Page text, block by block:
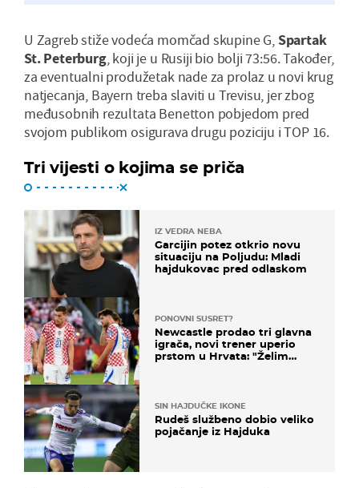
U Zagreb stiže vodeća momčad skupine G,Spartak
St. Peterburg, koji je u Rusiji bio bolji 73:56. Također,
za eventualni produžetak nade za prolaz u novi krug
natjecanja, Bayern treba slaviti u Trevisu, jer zbog
međusobnih rezultata Benetton pobjedom pred
svojom publikom osigurava drugu poziciju i TOP 16.
Tri vijesti o kojima se priča
IZ VEDRA NEBA
Garcijin potez otkrio novu
situaciju na Poljudu: Mladi
hajdukovac pred odlaskom
PONOVNI SUSRET?
Newcastle prodao tri glavna
igrača, novi trener uperio
prstom u Hrvata: "Želim
SIN HAJDUČKE IKONE
Rudeš službeno dobio veliko
pojačanje iz Hajduka